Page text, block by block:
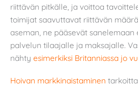
riittävän pitkälle, ja voittoa
toimijat saavuttavat riittävän
aseman, ne pääsevät sanelemaan
palvelun tilaajalle ja maksajalle.
nähty esimerkiksi Britanniassa jo
Hoivan markkinaistaminen